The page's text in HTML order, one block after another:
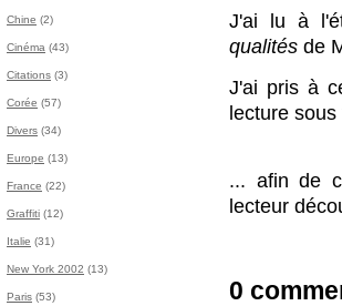
Chine (2)
Cinéma (43)
Citations (3)
Corée (57)
Divers (34)
Europe (13)
France (22)
Graffiti (12)
Italie (31)
New York 2002 (13)
Paris (53)
J'ai lu à
qualités de
J'ai pris à
lecture
... afin de
lecteur
0